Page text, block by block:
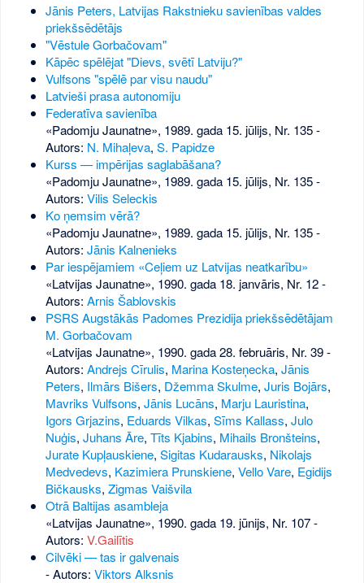
Jānis Peters, Latvijas Rakstnieku savienības valdes
priekšsēdētājs
"Vēstule Gorbačovam"
Kāpēc spēlējat "Dievs, svētī Latviju?"
Vulfsons "spēlē par visu naudu"
Latvieši prasa autonomiju
Federatīva savienība
«Padomju Jaunatne», 1989. gada 15. jūlijs, Nr. 135-
Autors: N. Mihaļeva, S. Papidze
Kurss — impērijas saglabāšana?
«Padomju Jaunatne», 1989. gada 15. jūlijs, Nr. 135-
Autors: Vilis Seleckis
Ko ņemsim vērā?
«Padomju Jaunatne», 1989. gada 15. jūlijs, Nr. 135-
Autors: Jānis Kalnenieks
Par iespējamiem «Ceļiem uz Latvijas neatkarību»
«Latvijas Jaunatne», 1990. gada 18. janvāris, Nr. 12-
Autors: Arnis Šablovskis
PSRS Augstākās Padomes Prezidija priekšsēdētājam
M. Gorbačovam
«Latvijas Jaunatne», 1990. gada 28. februāris, Nr. 39-
Autors: Andrejs Cīrulis, Marina Kosteņecka, Jānis
Peters, Ilmārs Bišers, Džemma Skulme, Juris Bojārs,
Mavriks Vulfsons, Jānis Lucāns, Marju Lauristina,
Igors Grjazins, Eduards Vilkas, Sīms Kallass, Julo
Nuģis, Juhans Āre, Tīts Kjabins, Mihails Bronšteins,
Jurate Kupļauskiene, Sigitas Kudarausks, Nikolajs
Medvedevs, Kazimiera Prunskiene, Vello Vare, Egidijs
Bičkausks, Zigmas Vaišvila
Otrā Baltijas asambleja
«Latvijas Jaunatne», 1990. gada 19. jūnijs, Nr. 107-
Autors: V.Gailītis
Cilvēki — tas ir galvenais
- Autors: Viktors Alksnis